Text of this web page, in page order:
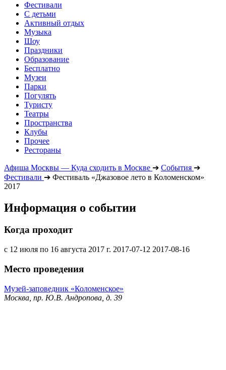
Фестивали
С детьми
Активный отдых
Музыка
Шоу
Праздники
Образование
Бесплатно
Музеи
Парки
Погулять
Туристу
Театры
Пространства
Клубы
Прочее
Рестораны
Афиша Москвы — Куда сходить в Москве ➔ События ➔
Фестивали ➔ Фестиваль «Джазовое лето в Коломенском»
2017
Информация о событии
Когда проходит
с 12 июля по 16 августа 2017 г. 2017-07-12 2017-08-16
Место проведения
Музей-заповедник «Коломенское»
Москва, пр. Ю.В. Андропова, д. 39